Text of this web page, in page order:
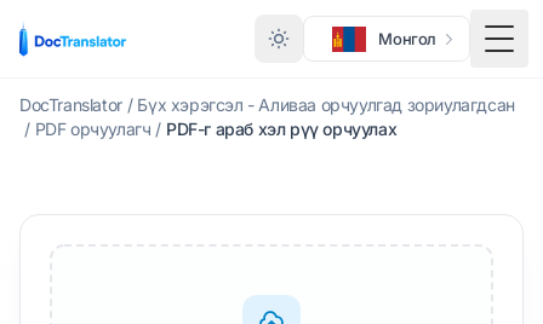
Монгол
DocTranslator / Бүх хэрэгсэл - Аливаа орчуулгад зориулагдсан
/ PDF орчуулагч / PDF-г араб хэл рүү орчуулах